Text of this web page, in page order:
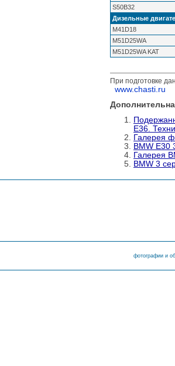
S50B32
Дизельные
M41D18
M51D25WA
M51D25WA KAT
При подготовке
www.chasti.ru
Е36.
Галерея
BMW E30
Галерея
BMW 3
фотографии и